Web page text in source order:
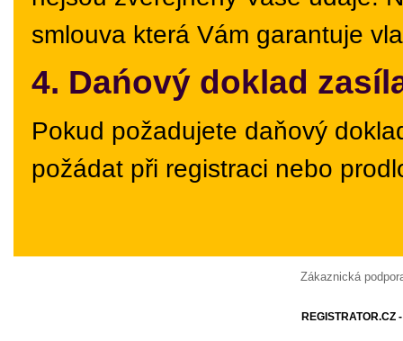
smlouva která Vám garantuje
4. Dańový doklad
Pokud požadujete daňový
požádat při registraci nebo
REGISTRATOR.CZ
Zákaznická